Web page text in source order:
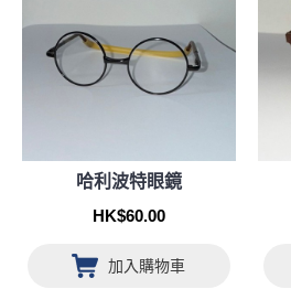
哈利波特眼鏡
HK$60.00
加入購物車